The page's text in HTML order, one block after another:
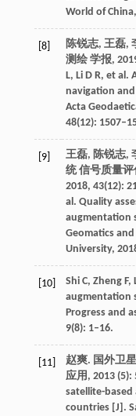
World of
[8]
陈锐志, 王磊,
测绘 学报,
L, Li D R, et
navigation
Acta
48(12):
[9]
王磊, 陈锐志,
统 信号质量
2018, 43(12):
al. Quality
augmentation
Geomatics
University,
[10]
Shi C, Zheng
augmentation
Progress and
9(8): 1–16.
[11]
赵爽. 国外卫
应用, 2013 (5):
satellite-
countries [J].